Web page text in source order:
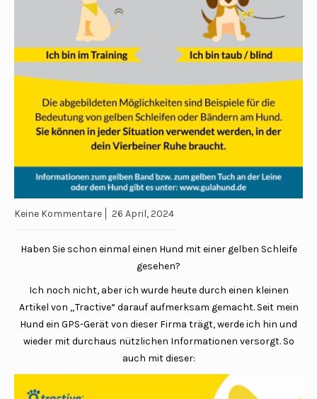
Keine Kommentare 26 April, 2024
Haben Sie schon einmal einen Hund mit einer gelben Schleife
gesehen?
Ich noch nicht, aber ich wurde heute durch einen kleinen
Artikel von „Tractive“ darauf aufmerksam gemacht. Seit mein
Hund ein GPS-Gerät von dieser Firma trägt, werde ich hin und
wieder mit durchaus nützlichen Informationen versorgt. So
auch mit dieser: